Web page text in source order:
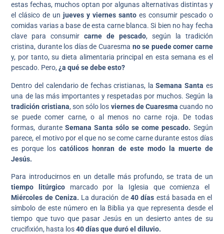
estas fechas, muchos optan por algunas alternativas distintas y
el clásico de un jueves y viernes santoes consumir pescado o
comidas varias a base de esta carne blanca. Si bien no hay fecha
clave para consumircarne de pescado, según la tradición
cristina, durante los días de Cuaresma no se puede comer carne
y, por tanto, su dieta alimentaria principal en esta semana es el
pescado. Pero,¿a qué se debe esto?
Dentro del calendario de fechas cristianas, laSemana Santa es
una de las más importantes y respetadas por muchos. Según la
tradición cristiana, son sólo los viernes de Cuaresma cuando no
se puede comer carne, o al menos no carne roja. De todas
formas, durante Semana Santa sólo se come pescado. Según
parece, el motivo por el que no se come carne durante estos días
es porque loscatólicos honran de este modo la muerte de
Jesús.
Para introducirnos en un detalle más profundo, se trata de un
tiempo litúrgico marcado por la Iglesia que comienza el
Miércoles de Ceniza. La duración de40 días está basada en el
símbolo de este número en la Biblia ya que representa desde el
tiempo que tuvo que pasar Jesús en un desierto antes de su
crucifixión, hasta los40 días que duró el diluvio.